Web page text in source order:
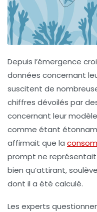
Depuis l’émergence
données concernant
suscitent de
chiffres dévoilés par
concernant leur
comme étant
affirmait que la
prompt ne
bien qu’attirant,
dont il a été calculé.
Les experts